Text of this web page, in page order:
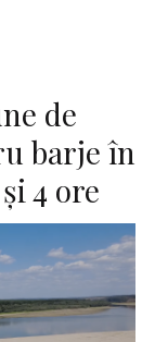
de
barje în
4 ore